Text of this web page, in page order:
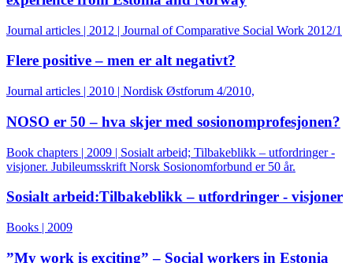
Journal articles | 2012 | Journal of Comparative Social Work 2012/1
Flere positive – men er alt negativt?
Journal articles | 2010 | Nordisk Østforum 4/2010,
NOSO er 50 – hva skjer med sosionomprofesjonen?
Book chapters | 2009 | Sosialt arbeid; Tilbakeblikk – utfordringer -
visjoner. Jubileumsskrift Norsk Sosionomforbund er 50 år.
Sosialt arbeid:Tilbakeblikk – utfordringer - visjoner
Books | 2009
”My work is exciting” – Social workers in Estonia